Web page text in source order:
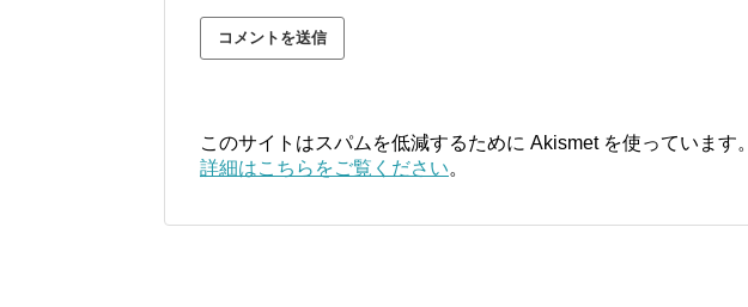
このサイトはスパムを低減するために Akismet を使っています。
詳細はこちらをご覧ください。